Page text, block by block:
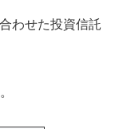
わせた投資信託